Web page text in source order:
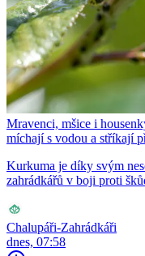
Mravenci, mšice i
míchají s vodou a stříkají
Kurkuma je díky svým
zahrádkářů v boji proti
Chalupáři-Zahrádkáři
dnes, 07:58